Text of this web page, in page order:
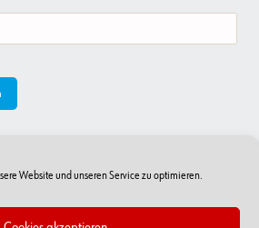
Website und unseren Service zu optimieren.